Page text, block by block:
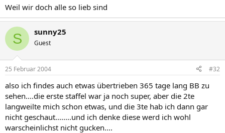
Weil wir doch alle so lieb sind
S sunny25
Guest
25 Februar 2004 #32
also ich findes auch etwas übertrieben 365 tage lang BB zu
sehen....die erste staffel war ja noch super, aber die 2te
langweilte mich schon etwas, und die 3te hab ich dann gar
nicht geschaut........und ich denke diese werd ich wohl
warscheinlichst nicht gucken....